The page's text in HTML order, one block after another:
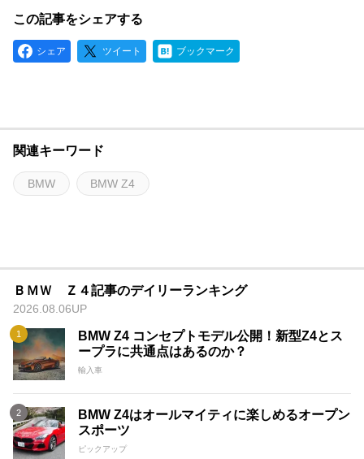
この記事をシェアする
シェア ツイート ブックマーク
関連キーワード
BMW BMW Z4
ＢＭＷ Ｚ４記事のデイリーランキング
2026.08.06UP
BMW Z4 コンセプトモデル公開！新型Z4とス
ープラに共通点はあるのか？
輸入車
BMW Z4はオールマイティに楽しめるオープン
スポーツ
ピックアップ